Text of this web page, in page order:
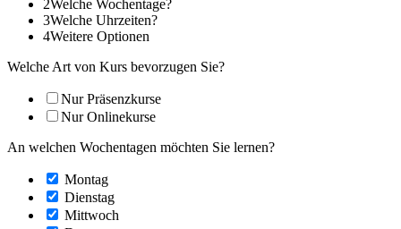
2Welche Wochentage?
3Welche Uhrzeiten?
4Weitere Optionen
Welche Art von Kurs bevorzugen Sie?
Nur Präsenzkurse
Nur Onlinekurse
An welchen Wochentagen möchten Sie lernen?
Montag
Dienstag
Mittwoch